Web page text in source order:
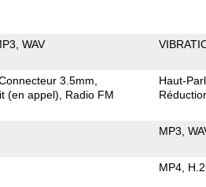
WAV
3.5mm
(en appel)
Radio FM
Haut-
MP3
MP4